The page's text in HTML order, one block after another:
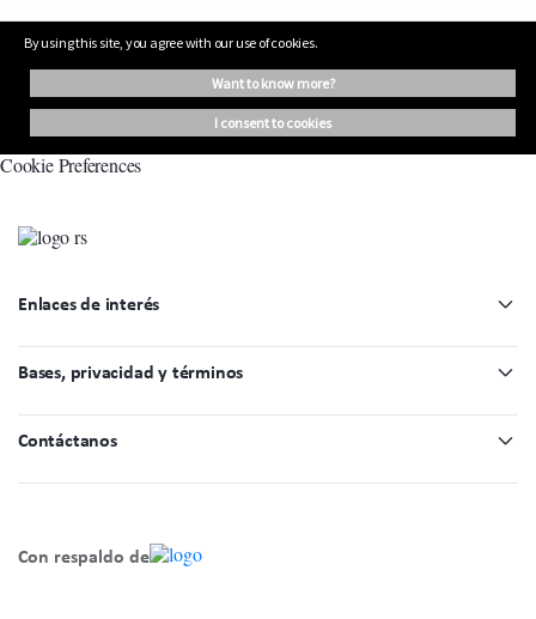
By using this site, you agree with our use of cookies.
want to know more?
i consent to cookies
Cookie Preferences
Enlaces de interés
Bases, privacidad y términos
Contáctanos
Con respaldo de